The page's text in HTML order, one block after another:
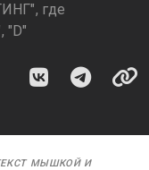
где
"D"
МЫШКОЙ И